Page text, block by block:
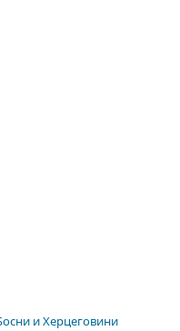
и Херцеговини